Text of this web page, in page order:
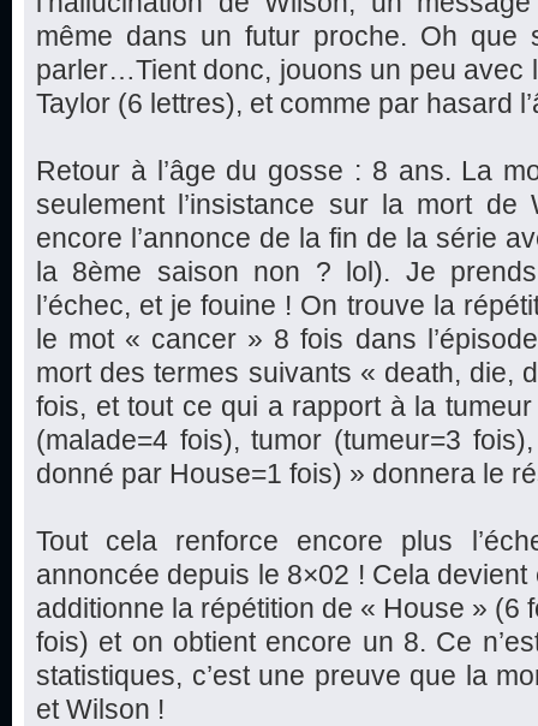
même dans un futur proche. Oh
parler…Tient donc, jouons un peu avec
Taylor (6 lettres), et comme par hasard
Retour à l’âge du gosse : 8 ans. La
seulement l’insistance sur la mort de
encore l’annonce de la fin de la série
la 8ème saison non ? lol). Je
l’échec, et je fouine ! On trouve la
le mot « cancer » 8 fois dans
mort des termes suivants « death, die,
fois, et tout ce qui a rapport à la
(malade=4 fois), tumor (tumeur=3
donné par House=1 fois) » donnera le
Tout cela renforce encore plus
annoncée depuis le 8×02 ! Cela
additionne la répétition de « House » (6
fois) et on obtient encore un 8. Ce
statistiques, c’est une preuve que la
et Wilson !